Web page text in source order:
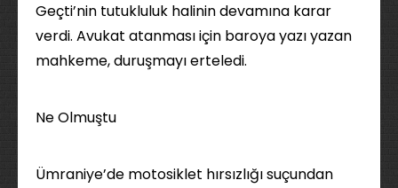
Geçti’nin tutukluluk halinin devamına karar
verdi. Avukat atanması için baroya yazı yazan
mahkeme, duruşmayı erteledi.
Ne Olmuştu
Ümraniye’de motosiklet hırsızlığı suçundan